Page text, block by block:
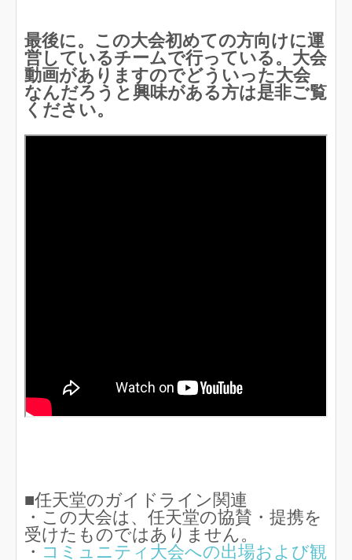
最後に。この大会初めての方向けに運
営しているチームで行っている。大会
動画がありますのでどういった大会
なんだろうと興味がある方は是非ご覧
ください。
■任天堂のガイドライン関連
・この大会は、任天堂の協賛・提携を
受けたものではありません。
・ コミュニティ大会への出場および観